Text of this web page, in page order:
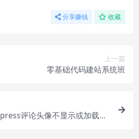
分享赚钱 收藏
上一篇
零基础代码建站系统班
评论头像不显示或加载慢